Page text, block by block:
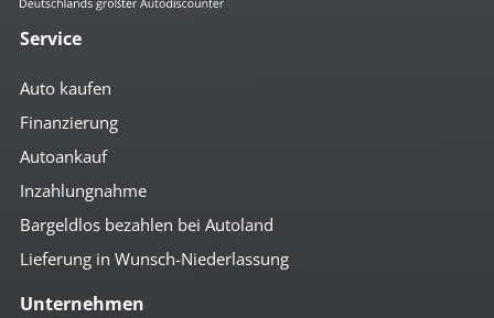
4x el. Fensterheber
Abstandsregeltempomat
Bordcomputer
Colorverglasung
el. anklappbare Spiegel
el. Spiegel
geteilte Rücksitzbank
Getränkehalter
höhenverst. Fahrersitz
höhenverst. Lenkrad
Induktionsladen für Smartphones
Lederlenkrad
Service
Auto kaufen
Finanzierung
Autoankauf
Inzahlungnahme
Bargeldlos bezahlen bei Autoland
Lieferung in Wunsch-Niederlassung
Unternehmen